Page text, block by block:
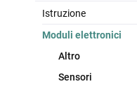
Istruzione
Moduli elettronici
Altro
Sensori